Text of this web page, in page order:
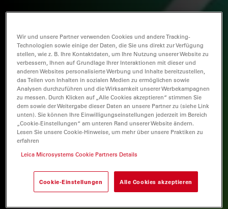
Wir und unsere Partner verwenden Cookies und andere Tracking-
Technologien sowie einige der Daten, die Sie uns direkt zur Verfügung
stellen, wie z. B. Ihre Kontaktdaten, um Ihre Nutzung unserer Website zu
verbessern, Ihnen auf Grundlage Ihrer Interaktionen mit dieser und
anderen Websites personalisierte Werbung und Inhalte bereitzustellen,
das Teilen von Inhalten in sozialen Medien zu ermöglichen sowie
Analysen durchzuführen und die Wirksamkeit unserer Werbekampagnen
zu messen. Durch Klicken auf „Alle Cookies akzeptieren“ stimmen Sie
dem sowie der Weitergabe dieser Daten an unsere Partner zu (siehe Link
unten). Sie können Ihre Einwilligungseinstellungen jederzeit im Bereich
„Cookie-Einstellungen“ am unteren Rand unserer Website ändern.
Lesen Sie unsere Cookie-Hinweise, um mehr über unsere Praktiken zu
erfahren
Leica Microsystems Cookie Partners Details
Cookie-Einstellungen Alle Cookies akzeptieren